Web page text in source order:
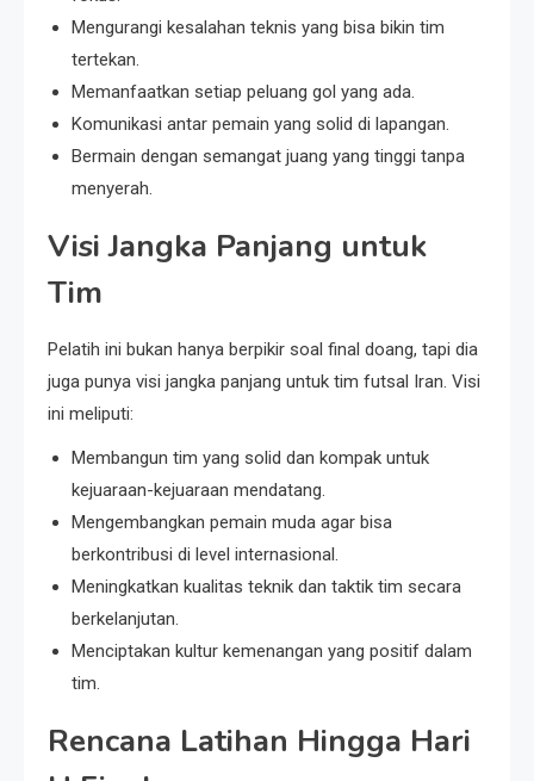
Mengurangi kesalahan teknis yang bisa bikin tim
tertekan.
Memanfaatkan setiap peluang gol yang ada.
Komunikasi antar pemain yang solid di lapangan.
Bermain dengan semangat juang yang tinggi tanpa
menyerah.
Visi Jangka Panjang untuk
Tim
Pelatih ini bukan hanya berpikir soal final doang, tapi dia
juga punya visi jangka panjang untuk tim futsal Iran. Visi
ini meliputi:
Membangun tim yang solid dan kompak untuk
kejuaraan-kejuaraan mendatang.
Mengembangkan pemain muda agar bisa
berkontribusi di level internasional.
Meningkatkan kualitas teknik dan taktik tim secara
berkelanjutan.
Menciptakan kultur kemenangan yang positif dalam
tim.
Rencana Latihan Hingga Hari